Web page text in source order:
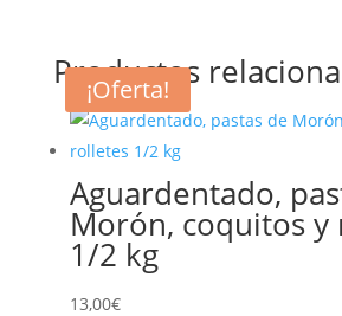
Productos
Aguardentado,
Morón, coquitos y
1/2 kg
13,00€
¡Oferta!